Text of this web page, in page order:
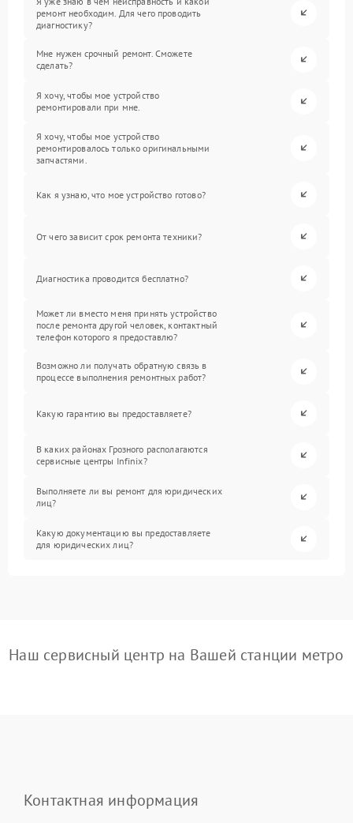
ремонт необходим. Для чего проводить
диагностику?
Мне нужен срочный ремонт. Сможете
сделать?
Я хочу, чтобы мое устройство
ремонтировали при мне.
Я хочу, чтобы мое устройство
ремонтировалось только оригинальными
запчастями.
Как я узнаю, что мое устройство готово?
От чего зависит срок ремонта техники?
Диагностика проводится бесплатно?
Может ли вместо меня принять устройство
после ремонта другой человек, контактный
телефон которого я предоставлю?
Возможно ли получать обратную связь в
процессе выполнения ремонтных работ?
Какую гарантию вы предоставляете?
В каких районах Грозного располагаются
сервисные центры Infinix?
Выполняете ли вы ремонт для юридических
лиц?
Какую документацию вы предоставляете
для юридических лиц?
Наш сервисный центр на Вашей станции метро
Контактная информация